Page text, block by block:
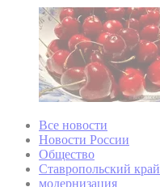
Все новости
Новости России
Общество
Ставропольский край
модернизация